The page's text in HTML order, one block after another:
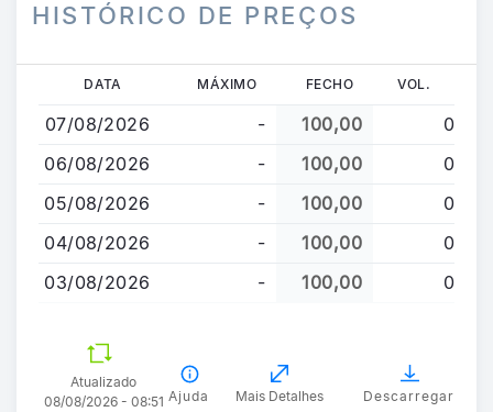
HISTÓRICO DE PREÇOS
Passar
o
conteúdo
DATA MÁXIMO FECHO VOL.
07/08/2026 - 100,00
0
06/08/2026
- 100,00
0
05/08/2026
- 100,00
0
04/08/2026
- 100,00
0
03/08/2026
- 100,00 0
Atualizado
08/08/2026 - 08:51 Ajuda Mais Detalhes Descarregar